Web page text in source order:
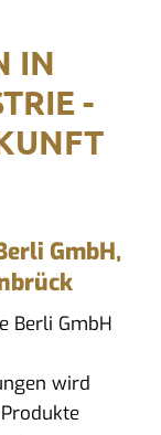
IN
-
GmbH,
Berli GmbH
wird